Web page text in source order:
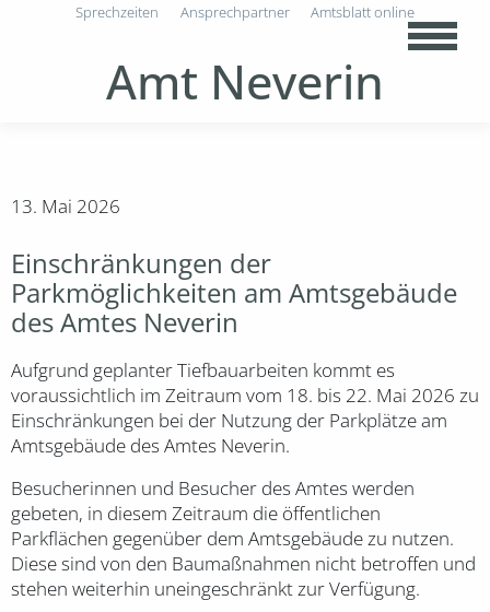
Amt Neverin
Sprechzeiten Ansprechpartner Amtsblatt online
13. Mai 2026
Einschränkungen der
Parkmöglichkeiten am Amtsgebäude
des Amtes Neverin
Aufgrund geplanter Tiefbauarbeiten kommt es
voraussichtlich im Zeitraum vom 18. bis 22. Mai 2026 zu
Einschränkungen bei der Nutzung der Parkplätze am
Amtsgebäude des Amtes Neverin.
Besucherinnen und Besucher des Amtes werden
gebeten, in diesem Zeitraum die öffentlichen
Parkflächen gegenüber dem Amtsgebäude zu nutzen.
Diese sind von den Baumaßnahmen nicht betroffen und
stehen weiterhin uneingeschränkt zur Verfügung.